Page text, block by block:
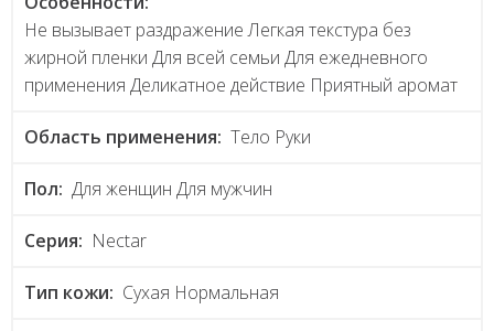
Не вызывает раздражение Легкая текстура без
жирной пленки Для всей семьи Для ежедневного
применения Деликатное действие Приятный аромат
Область применения: Тело Руки
Пол: Для женщин Для мужчин
Серия: Nectar
Тип кожи: Сухая Нормальная